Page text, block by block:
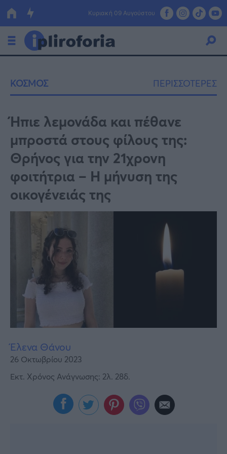
Κυριακή 09 Αυγούστου
Οικονομία
Πολιτική
Τράπεζες
Επιδοτήσεις
ΕΣΠΑ
Κόσμος
Lifestyle
Αθλητικά
Γυναίκα
Καιρός
ΚΟΣΜΟΣ ΠΕΡΙΣΣΟΤΕΡΕΣ
Ήπιε λεμονάδα και πέθανε
μπροστά στους φίλους της:
Θρήνος για την 21χρονη
φοιτήτρια – Η μήνυση της
οικογένειάς της
Έλενα Θάνου
26 Οκτωβρίου 2023
Εκτ. Χρόνος Ανάγνωσης: 2λ. 28δ.